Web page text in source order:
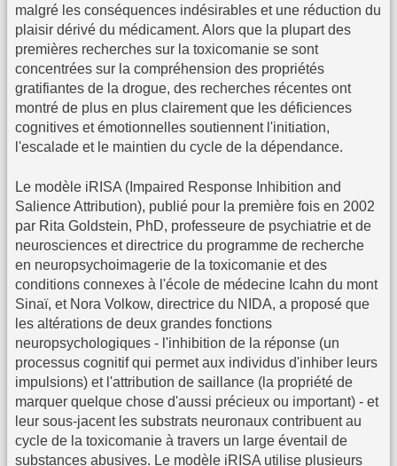
malgré les conséquences indésirables et une réduction du
plaisir dérivé du médicament. Alors que la plupart des
premières recherches sur la toxicomanie se sont
concentrées sur la compréhension des propriétés
gratifiantes de la drogue, des recherches récentes ont
montré de plus en plus clairement que les déficiences
cognitives et émotionnelles soutiennent l'initiation,
l'escalade et le maintien du cycle de la dépendance.
Le modèle iRISA (Impaired Response Inhibition and
Salience Attribution), publié pour la première fois en 2002
par Rita Goldstein, PhD, professeure de psychiatrie et de
neurosciences et directrice du programme de recherche
en neuropsychoimagerie de la toxicomanie et des
conditions connexes à l'école de médecine Icahn du mont
Sinaï, et Nora Volkow, directrice du NIDA, a proposé que
les altérations de deux grandes fonctions
neuropsychologiques - l'inhibition de la réponse (un
processus cognitif qui permet aux individus d'inhiber leurs
impulsions) et l'attribution de saillance (la propriété de
marquer quelque chose d'aussi précieux ou important) - et
leur sous-jacent les substrats neuronaux contribuent au
cycle de la toxicomanie à travers un large éventail de
substances abusives. Le modèle iRISA utilise plusieurs